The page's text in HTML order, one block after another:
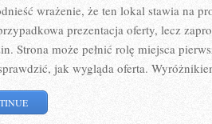
wrażenie, że ten lokal stawia na
prezentacja oferty, lecz
Strona może pełnić rolę miejsca
jak wygląda oferta.